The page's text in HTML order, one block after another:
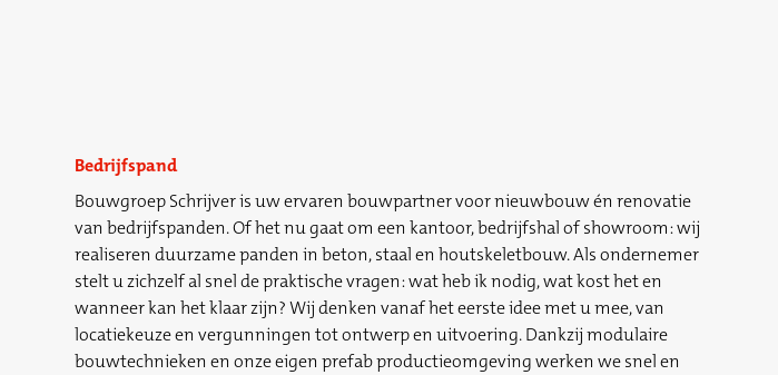
Bedrijfspand
Bouwgroep Schrijver is uw ervaren bouwpartner voor nieuwbouw én renovatie
van bedrijfspanden. Of het nu gaat om een kantoor, bedrijfshal of showroom: wij
realiseren duurzame panden in beton, staal en houtskeletbouw. Als ondernemer
stelt u zichzelf al snel de praktische vragen: wat heb ik nodig, wat kost het en
wanneer kan het klaar zijn? Wij denken vanaf het eerste idee met u mee, van
locatiekeuze en vergunningen tot ontwerp en uitvoering. Dankzij modulaire
bouwtechnieken en onze eigen prefab productieomgeving werken we snel en